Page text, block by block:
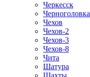
Черкесск
Черноголовка
Чехов
Чехов-2
Чехов-3
Чехов-8
Чита
Шатура
Шахты